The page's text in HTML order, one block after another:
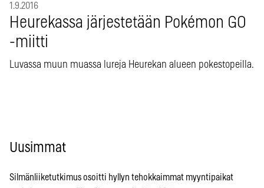
1.9.2016
Heurekassa järjestetään Pokémon GO
-miitti
Luvassa muun muassa lureja Heurekan alueen pokestopeilla.
Uusimmat
Silmänliiketutkimus osoitti hyllyn tehokkaimmat myyntipaikat